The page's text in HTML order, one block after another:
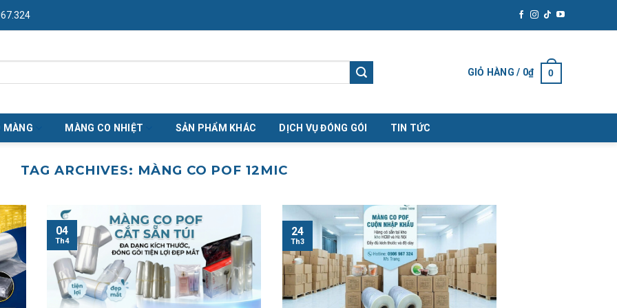
GIỎ HÀNG / 0₫ 0
MÀNG MÀNG CO NHIỆT SẢN PHẨM KHÁC DỊCH VỤ ĐÓNG GÓI TIN TỨC
TAG ARCHIVES: MÀNG CO POF 12MIC
04
Th4
24
Th3